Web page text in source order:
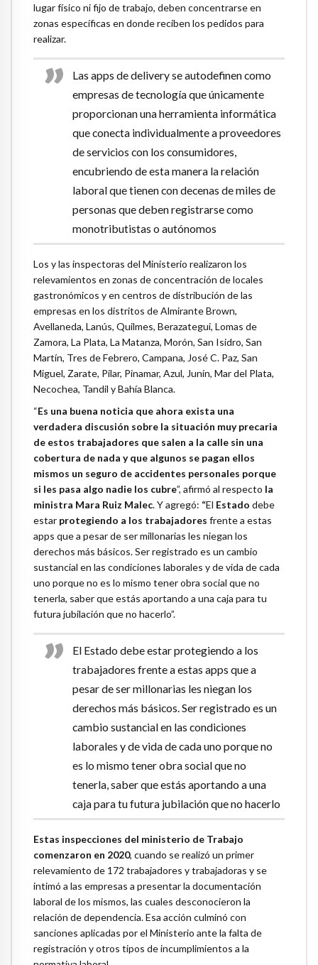
lugar físico ni fijo de trabajo, deben concentrarse en
zonas específicas en donde reciben los pedidos para
realizar.
Las apps de delivery se autodefinen como
empresas de tecnología que únicamente
proporcionan una herramienta informática
que conecta individualmente a proveedores
de servicios con los consumidores,
encubriendo de esta manera la relación
laboral que tienen con decenas de miles de
personas que deben registrarse como
monotributistas o autónomos
Los y las inspectoras del Ministerio realizaron los
relevamientos en zonas de concentración de locales
gastronómicos y en centros de distribución de las
empresas en los distritos de Almirante Brown,
Avellaneda, Lanús, Quilmes, Berazategui, Lomas de
Zamora, La Plata, La Matanza, Morón, San Isidro, San
Martín, Tres de Febrero, Campana, José C. Paz, San
Miguel, Zarate, Pilar, Pinamar, Azul, Junín, Mar del Plata,
Necochea, Tandil y Bahía Blanca.
“Es una buena noticia que ahora exista una
verdadera discusión sobre la situación muy precaria
de estos trabajadores que salen a la calle sin una
cobertura de nada y que algunos se pagan ellos
mismos un seguro de accidentes personales porque
si les pasa algo nadie los cubre”, afirmó al respecto la
ministra Mara Ruiz Malec. Y agregó: “El Estado debe
estar protegiendo a los trabajadores frente a estas
apps que a pesar de ser millonarias les niegan los
derechos más básicos. Ser registrado es un cambio
sustancial en las condiciones laborales y de vida de cada
uno porque no es lo mismo tener obra social que no
tenerla, saber que estás aportando a una caja para tu
futura jubilación que no hacerlo”.
El Estado debe estar protegiendo a los
trabajadores frente a estas apps que a
pesar de ser millonarias les niegan los
derechos más básicos. Ser registrado es un
cambio sustancial en las condiciones
laborales y de vida de cada uno porque no
es lo mismo tener obra social que no
tenerla, saber que estás aportando a una
caja para tu futura jubilación que no hacerlo
Estas inspecciones del ministerio de Trabajo
comenzaron en 2020, cuando se realizó un primer
relevamiento de 172 trabajadores y trabajadoras y se
intimó a las empresas a presentar la documentación
laboral de los mismos, las cuales desconocieron la
relación de dependencia. Esa acción culminó con
sanciones aplicadas por el Ministerio ante la falta de
registración y otros tipos de incumplimientos a la